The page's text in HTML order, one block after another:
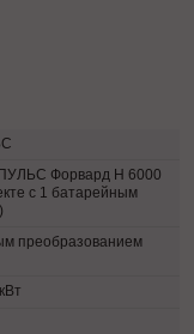
Форвард Н 6000
с 1 батарейным
преобразованием